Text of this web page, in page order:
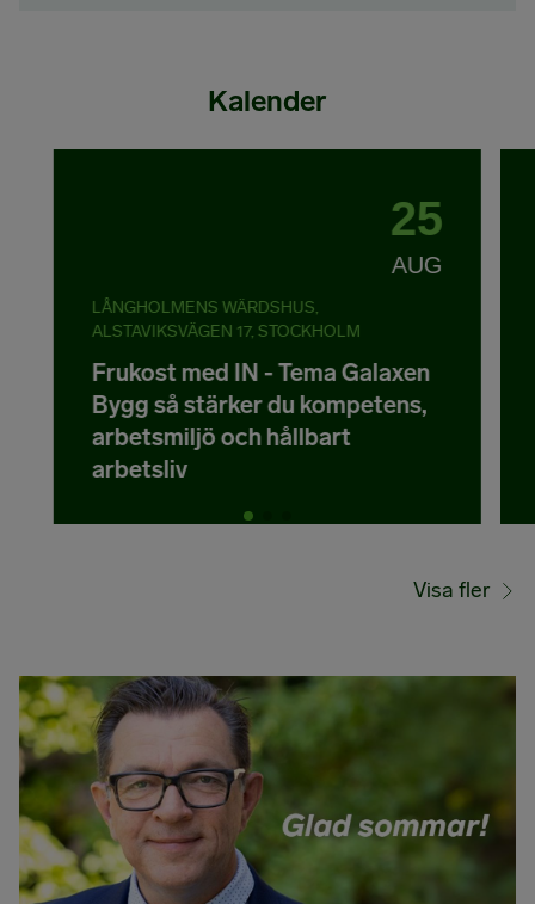
Kalender
25
AUG
LÅNGHOLMENS WÄRDSHUS,
ALSTAVIKSVÄGEN 17, STOCKHOLM
Frukost med IN - Tema Galaxen
Bygg så stärker du kompetens,
arbetsmiljö och hållbart
arbetsliv
Visa fler